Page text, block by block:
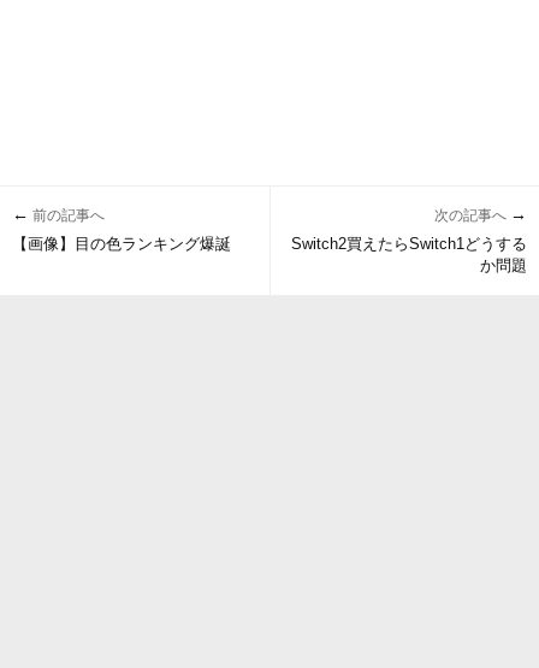
← 前の記事へ
【画像】目の色ランキング爆誕
次の記事へ →
Switch2買えたらSwitch1どうする
か問題